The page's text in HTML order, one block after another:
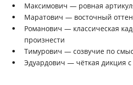
Максимович — ровная
Маратович — восточный
Романович — классическая
произнести
Тимурович — созвучие по
Эдуардович — чёткая дикция